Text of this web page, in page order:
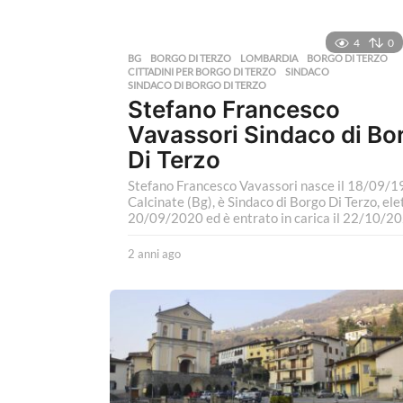
4 0
BG ,BORGO DI TERZO ,LOMBARDIA BORGO DI TERZO
CITTADINI PER BORGO DI TERZO
,SINDACO
SINDACO DI BORGO DI TERZO
Stefano Francesco
Vavassori Sindaco di
Di Terzo
Stefano Francesco Vavassori nasce il 18/09/
Calcinate (Bg), è Sindaco di Borgo Di Terzo,
20/09/2020 ed è entrato in carica il 22/10/
2 anni ago
n
n
i
a
g
o